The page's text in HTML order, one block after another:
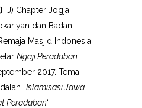
Chapter Jogja
dan Badan
Masjid Indonesia
Ngaji Peradaban
2017. Tema
“Islamisasi Jawa
Peradaban“.